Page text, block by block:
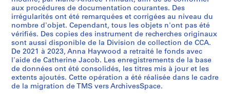
e
r
i
e
,
1
9
8
t
t
e
e
t
d
e
s
o
r
k
s
"
,
T
o
1
4
m
a
i
-
1
6
n
"
a
u
C
e
n
t
o
f
c
o
n
s
e
n
e
,
1
9
8
7
-
1
t
i
f
i
é
e
s
,
p
o
u
r
p
r
o
j
aux procédures de documentation courantes. Des
irrégularités ont été remarquées et corrigées au niveau du
nombre d'objet. Cependant, tous les objets n'ont pas été
vérifiés. Des copies des instrument de recherches originaux
sont aussi disponible de la Division de collection de CCA.
De 2021 à 2023, Anna Haywood a retraité le fonds avec
l'aide de Catherine Jacob. Les enregistrements de la base
de données ont été consolidés, les titres mis à jour et les
extents ajoutés. Cette opération a été réalisée dans le cadre
de la migration de TMS vers ArchivesSpace.